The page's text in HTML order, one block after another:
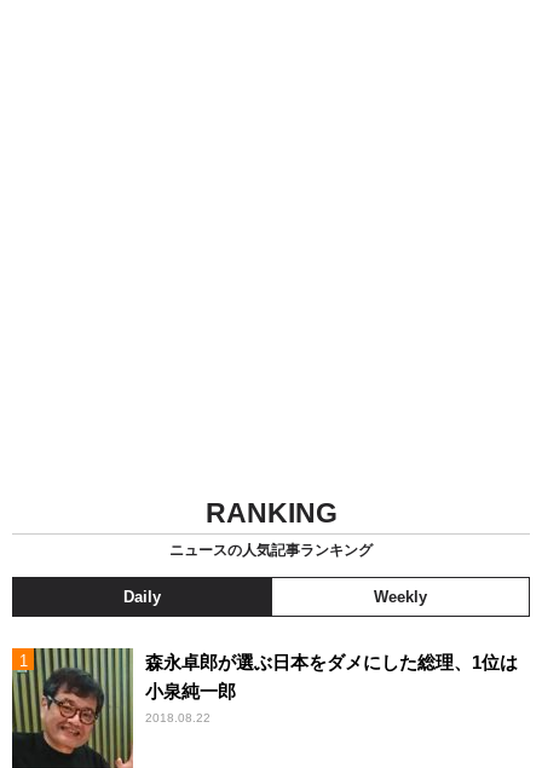
RANKING
ニュースの人気記事ランキング
Daily Weekly
森永卓郎が選ぶ日本をダメにした総理、1位は
小泉純一郎
2018.08.22